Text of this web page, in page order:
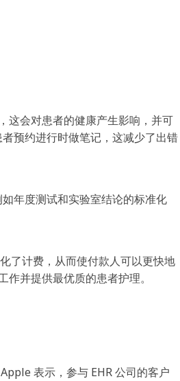
这会对患者的健康产生影响，并可
预约进行时做笔记，这减少了出错
年度测试和实验室结论的标准化
了计费，从而使付款人可以更快地
并提供最优质的患者护理。
表示，参与 EHR 公司的客户